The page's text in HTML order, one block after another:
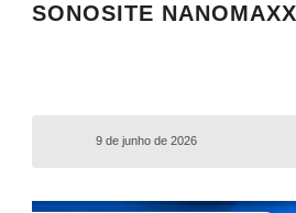
SONOSITE
9 de junho de 2026